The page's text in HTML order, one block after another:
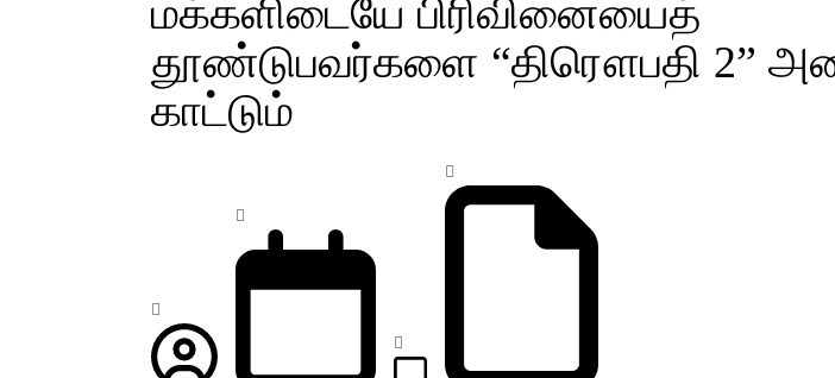
மக்களிடையே பிரிவினையைத்
தூண்டுபவர்களை “திரௌபதி 2”
காட்டும்